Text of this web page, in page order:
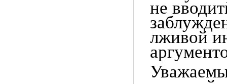
не
лживой